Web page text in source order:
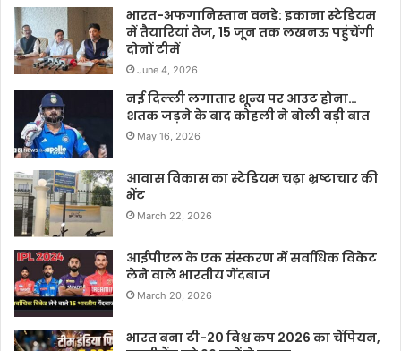
भारत-अफगानिस्तान वनडे: इकाना स्टेडियम
में तैयारियां तेज, 15 जून तक लखनऊ पहुंचेंगी
दोनों टीमें
June 4, 2026
नई दिल्ली लगातार शून्य पर आउट होना…
शतक जड़ने के बाद कोहली ने बोली बड़ी बात
May 16, 2026
आवास विकास का स्टेडियम चढ़ा भ्रष्टाचार की
भेंट
March 22, 2026
आईपीएल के एक संस्करण में सर्वाधिक विकेट
लेने वाले भारतीय गेंदबाज
March 20, 2026
भारत बना टी-20 विश्व कप 2026 का चैंपियन,